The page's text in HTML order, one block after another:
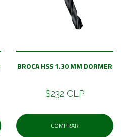
BROCA HSS 1.30 MM DORMER
$232 CLP
COMPRAR